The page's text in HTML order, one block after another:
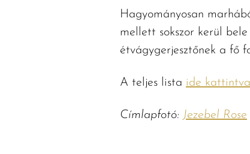
Hagyományosan
mellett sokszor kerül
étvágygerjesztőnek a fő
A teljes lista ide kattintva
Címlapfotó: Jezebel Rose